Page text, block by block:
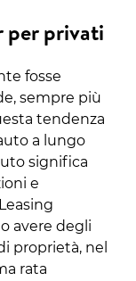
per privati
fosse
sempre più
tendenza
a lungo
significa
e
avere degli
proprietà, nel
rata